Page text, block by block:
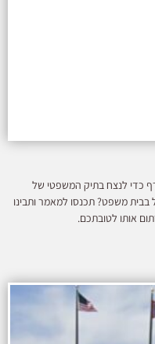
כדי לנצח בתיק המשפטי של
משפט? תכנסו למאמר ותבינו
אותו לטובתכם.